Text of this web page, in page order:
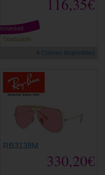
Graduable
novedad
4 Colores disponibles
RB3138M
330,20€